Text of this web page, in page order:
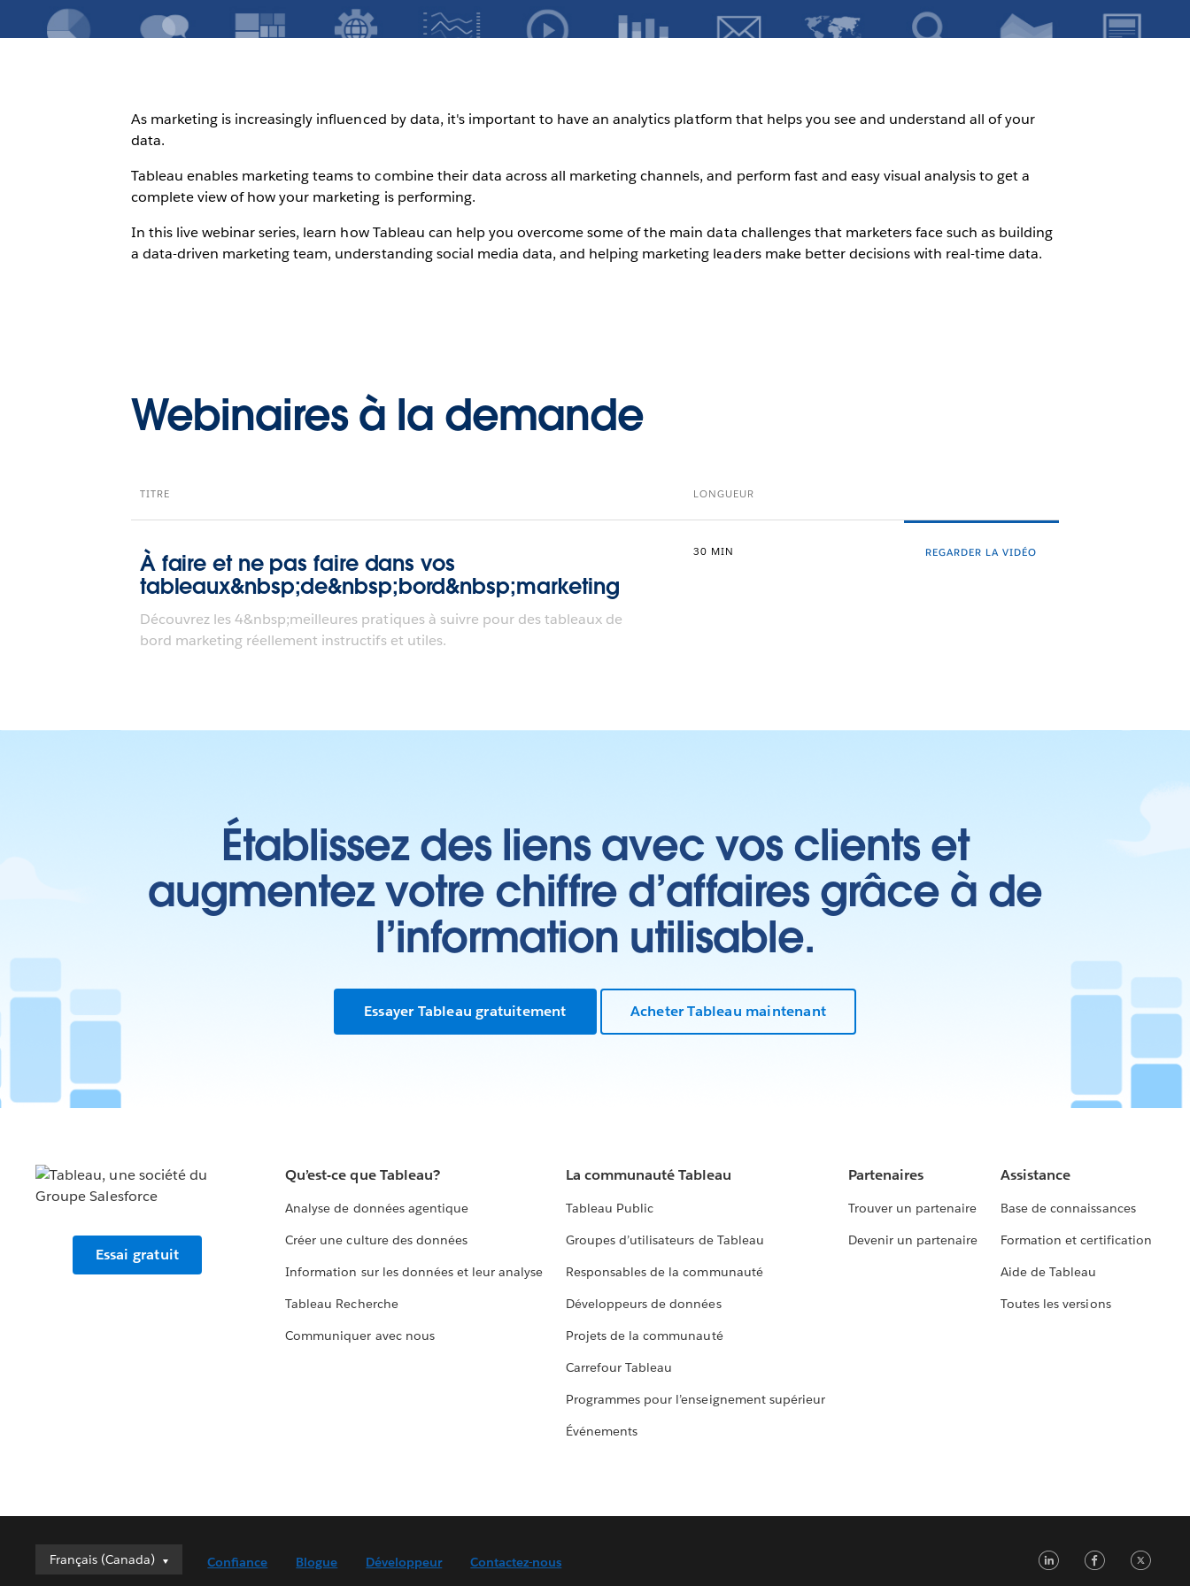
As marketing is increasingly influenced by data, it's important to have an analytics platform that helps you see and understand all of your
data.
Tableau enables marketing teams to combine their data across all marketing channels, and perform fast and easy visual analysis to get a
complete view of how your marketing is performing.
In this live webinar series, learn how Tableau can help you overcome some of the main data challenges that marketers face such as building
a data-driven marketing team, understanding social media data, and helping marketing leaders make better decisions with real-time data.
Webinaires à la demande
TITRE LONGUEUR
À faire et ne pas faire dans vos
tableaux&nbsp;de&nbsp;bord&nbsp;marketing
Découvrez les 4&nbsp;meilleures pratiques à suivre pour des tableaux de
bord marketing réellement instructifs et utiles.
30 MIN REGARDER LA VIDÉO
Établissez des liens avec vos clients et
augmentez votre chiffre d’affaires grâce à de
l’information utilisable.
Essayer Tableau gratuitement Acheter Tableau maintenant
Essai gratuit
Qu’est-ce que Tableau?
Analyse de données agentique
Créer une culture des données
Information sur les données et leur analyse
Tableau Recherche
Communiquer avec nous
La communauté Tableau
Tableau Public
Groupes d’utilisateurs de Tableau
Responsables de la communauté
Développeurs de données
Projets de la communauté
Carrefour Tableau
Programmes pour l’enseignement supérieur
Événements
Partenaires
Trouver un partenaire
Devenir un partenaire
Assistance
Base de connaissances
Formation et certification
Aide de Tableau
Toutes les versions
Français (Canada)
Français (Canada)
Confiance Blogue Développeur Contactez-nous LinkedIn